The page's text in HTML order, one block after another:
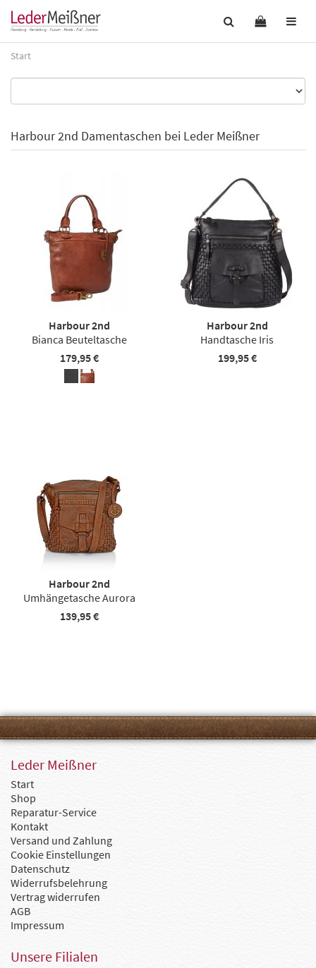
Start
Harbour 2nd Damentaschen bei Leder Meißner
Harbour 2nd
Bianca Beuteltasche
179,95 €
Harbour 2nd
Handtasche Iris
199,95 €
Harbour 2nd
Umhängetasche Aurora
139,95 €
Leder Meißner
Start
Shop
Reparatur-Service
Kontakt
Versand und Zahlung
Cookie Einstellungen
Datenschutz
Widerrufsbelehrung
Vertrag widerrufen
AGB
Impressum
Unsere Filialen